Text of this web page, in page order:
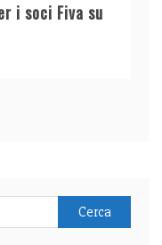
i soci Fiva su